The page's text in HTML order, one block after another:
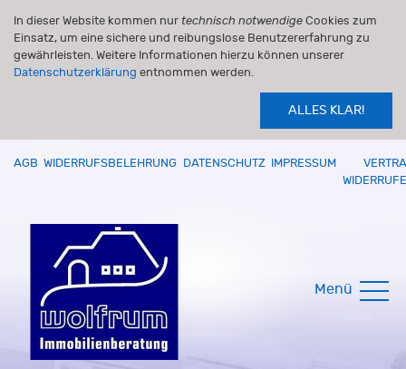
In dieser Website kommen nur technisch notwendige Cookies zum
Einsatz, um eine sichere und reibungslose Benutzererfahrung zu
gewährleisten. Weitere Informationen hierzu können unserer
Datenschutzerklärung entnommen werden.
ALLES KLAR!
AGB WIDERRUFSBELEHRUNG DATENSCHUTZ IMPRESSUM
Menü